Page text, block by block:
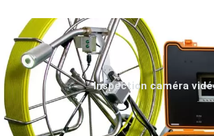
Inspection caméra